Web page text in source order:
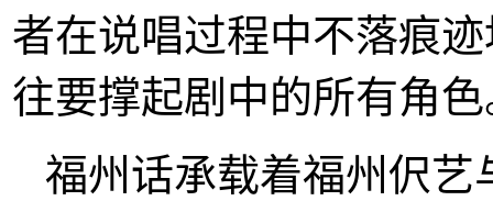
者在说唱过程中不落痕
往要撑起剧中的所有角
福州话承载着福州伬